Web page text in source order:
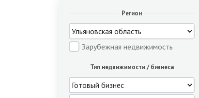
Регион
Зарубежная недвижимость
Тип недвижимости / бизнеса